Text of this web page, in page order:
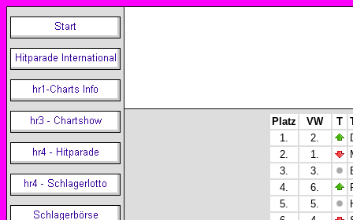
Platz VW T
1.
2.
2.
1.
3.
3.
4.
6.
5.
5.